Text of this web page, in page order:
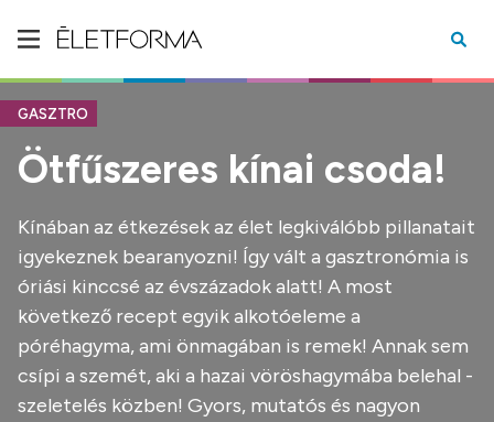
GASZTRO
Ötfűszeres kínai csoda!
Kínában az étkezések az élet legkiválóbb pillanatait
igyekeznek bearanyozni! Így vált a gasztronómia is
óriási kinccsé az évszázadok alatt! A most
következő recept egyik alkotóeleme a
póréhagyma, ami önmagában is remek! Annak sem
csípi a szemét, aki a hazai vöröshagymába belehal -
szeletelés közben! Gyors, mutatós és nagyon